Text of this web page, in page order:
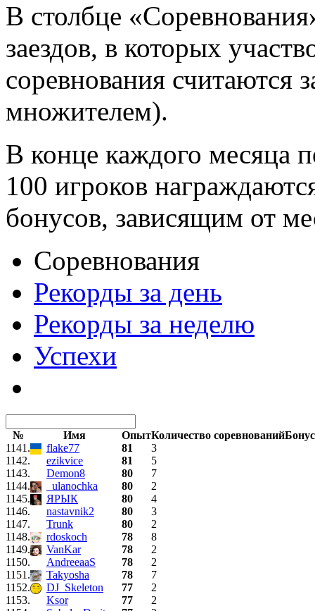
В столбце
заездов, в которых
соревнования считаются
множителем).
В конце каждого месяца
100 игроков
бонусов, зависящим от
Соревнования
Рекорды за день
Рекорды за неделю
Успехи
№ Имя ОпытКоличество соревнований
1141.
flake77 81
3
1142.
ezikvice 81
5
1143.
Demon8 80
7
1144.
_ulanochka 80
2
1145.
ЯРЫК 80
4
1146.
nastavnik2 80
3
1147.
Trunk 80
2
1148.
rdoskoch 78
8
1149.
VanKar 78
2
1150.
AndreeaaS 78
2
1151.
Takyosha 78
7
1152.
DJ_Skeleton 77
2
1153.
Ksor 77
2